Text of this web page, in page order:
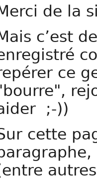
de la
c’est
ce
;-))
cette